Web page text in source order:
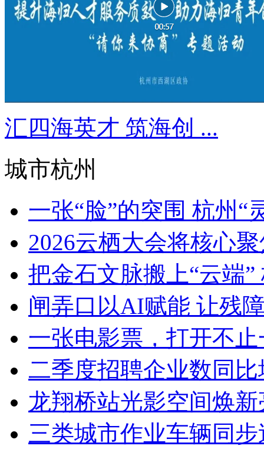
汇四海英才 筑海创 ...
城市杭州
一张“脸”的突围 杭州“
2026云栖大会将核心
把金石文脉搬上“云端
闸弄口以AI赋能 让残
一张电影票，打开不
二季度招聘企业数同比
龙翔桥站光影空间焕
三类城市作业车辆同